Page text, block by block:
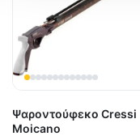
Ψαροντούφεκο Cressi
Moicano